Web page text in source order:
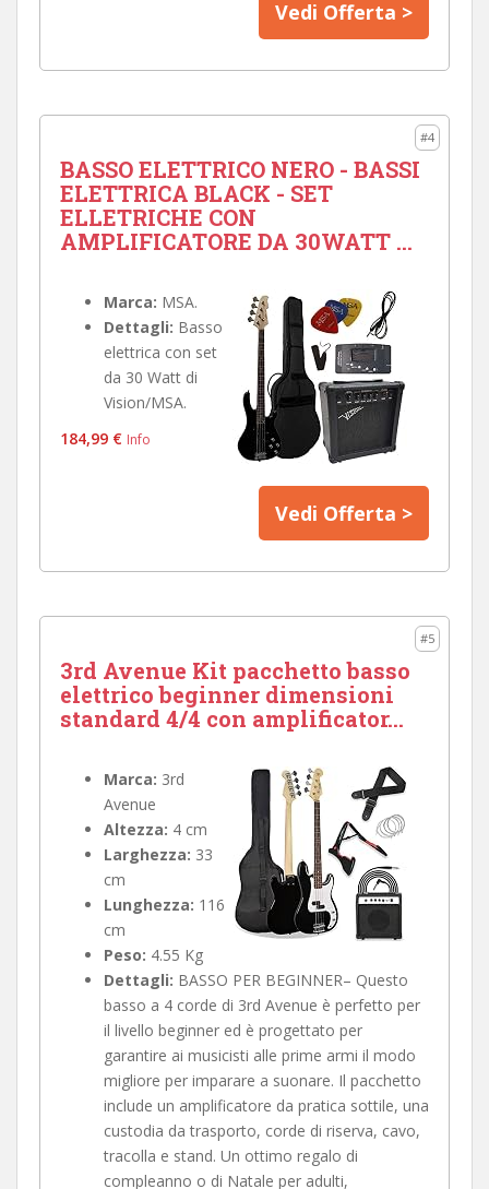
Vedi Offerta >
#4
BASSO ELETTRICO NERO - BASSI
ELETTRICA BLACK - SET
ELLETRICHE CON
AMPLIFICATORE DA 30WATT ...
Marca: MSA.
Dettagli: Basso
elettrica con set
da 30 Watt di
Vision/MSA.
184,99 € Info
Vedi Offerta >
#5
3rd Avenue Kit pacchetto basso
elettrico beginner dimensioni
standard 4/4 con amplificator...
Marca: 3rd
Avenue
Altezza: 4 cm
Larghezza: 33
cm
Lunghezza: 116
cm
Peso: 4.55 Kg
Dettagli: BASSO PER BEGINNER– Questo
basso a 4 corde di 3rd Avenue è perfetto per
il livello beginner ed è progettato per
garantire ai musicisti alle prime armi il modo
migliore per imparare a suonare. Il pacchetto
include un amplificatore da pratica sottile, una
custodia da trasporto, corde di riserva, cavo,
tracolla e stand. Un ottimo regalo di
compleanno o di Natale per adulti,